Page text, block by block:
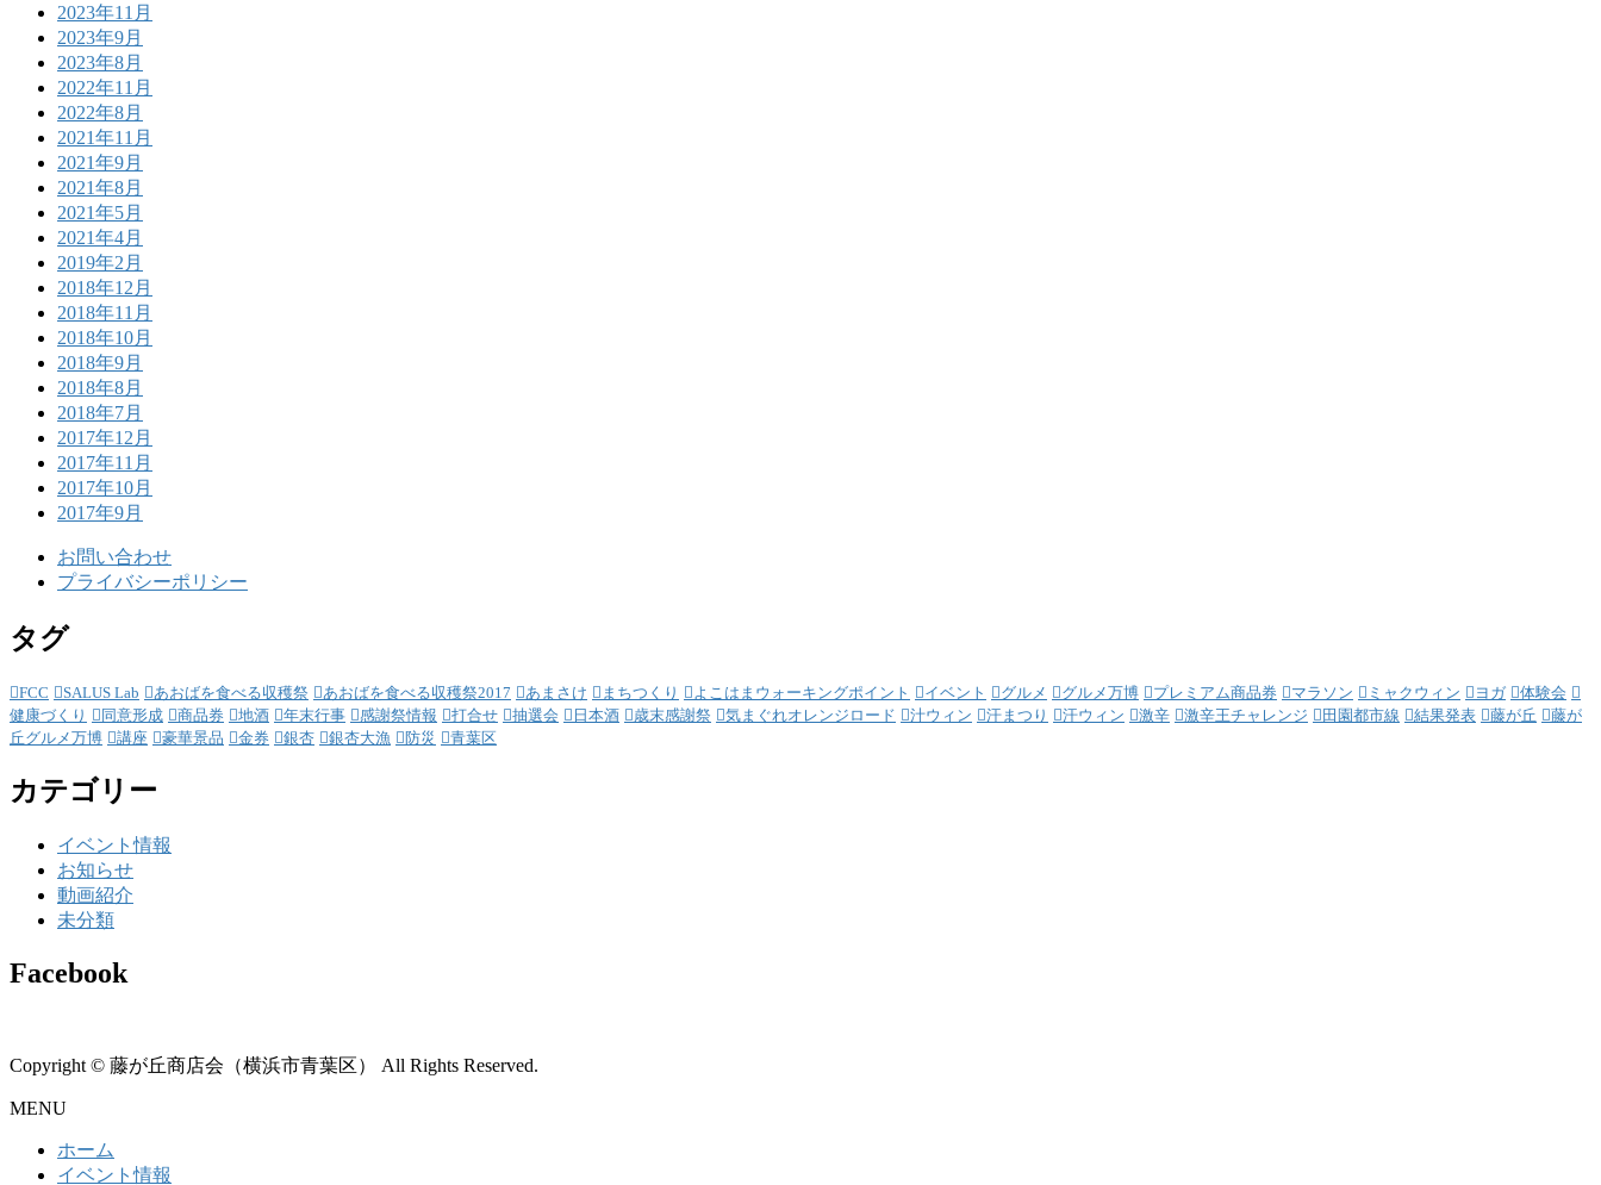
2023年11月
2023年9月
2023年8月
2022年11月
2022年8月
2021年11月
2021年9月
2021年8月
2021年5月
2021年4月
2019年2月
2018年12月
2018年11月
2018年10月
2018年9月
2018年8月
2018年7月
2017年12月
2017年11月
2017年10月
2017年9月
お問い合わせ
プライバシーポリシー
タグ
FCC SALUS Lab あおばを食べる収穫祭 あおばを食べる収穫祭2017 あまさけ まちつくり よこはまウォーキングポイント イベント グルメ グルメ万博 プレミアム商品券 マラソン ミャクウィン ヨガ
体験会
健康づくり
同意形成 商品券 地酒 年末行事 感謝祭情報 打合せ 抽選会 日本酒 歳末感謝祭 気まぐれオレンジロード 汁ウィン 汗まつり 汗ウィン 激辛 激辛王チャレンジ 田園都市線 結果発表 藤が丘
藤が
丘グルメ万博
講座 豪華景品 金券 銀杏 銀杏大漁 防災 青葉区
カテゴリー
イベント情報
お知らせ
動画紹介
未分類
Facebook
Copyright © 藤が丘商店会（横浜市青葉区） All Rights Reserved.
MENU
ホーム
イベント情報